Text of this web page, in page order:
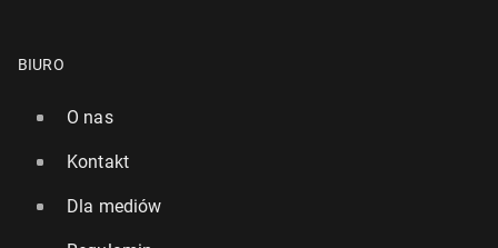
BIURO
O nas
Kontakt
Dla mediów